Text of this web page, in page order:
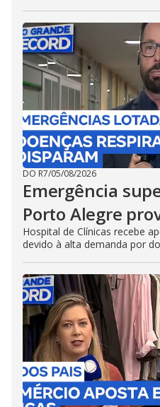
DO R7/05/08/2026
Emergência
Porto Alegre
Hospital de Clínicas recebe
devido à alta demanda por